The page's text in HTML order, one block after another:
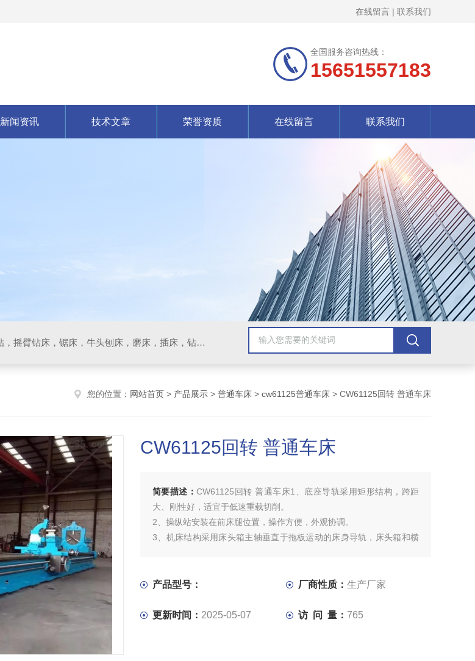
在线留言 | 联系我们
全国服务咨询热线：
15651557183
新闻资讯 技术文章 荣誉资质 在线留言 联系我们
数控车床，加工中心，数控铣床，立钻，台钻，摇臂钻床，锯床，牛头刨床，磨床，插床，钻铣床，滚齿机
您的位置： 网站首页 > 产品展示 > 普通车床 > cw61125普通车床 > CW61125回转 普通车床
CW61125回转 普通车床
简要描述：CW61125回转 普通车床1、底座导轨采用矩形结构，跨距
大、刚性好，适宜于低速重载切削。
2、操纵站安装在前床腿位置，操作方便，外观协调。
3、机床结构采用床头箱主轴垂直于拖板运动的床身导轨，床头箱和横
产品型号： 厂商性质： 生产厂家
更新时间： 2025-05-07 访 问 量： 765